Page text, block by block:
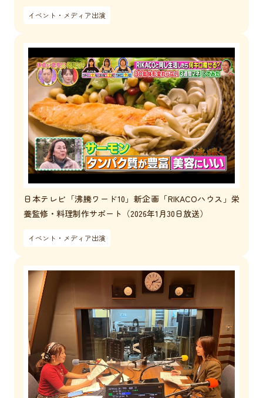
イベント・メディア出演
日本テレビ「沸騰ワード10」新企画「RIKACOハウス」栄
養監修・料理制作サポート（2026年1月30日放送）
イベント・メディア出演